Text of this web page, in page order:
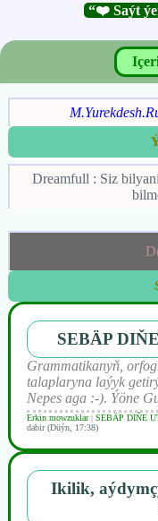
“❤️ Saýt
Dreamfull : Siz
SEBÄP
Grammatikanyň,
talaplaryna laýyk
Nepes aga :-). Ýöne
Erkin mowzuklar| SEBÄP DIŇE
dabir (Düýn, 17:38)
Ikilik,